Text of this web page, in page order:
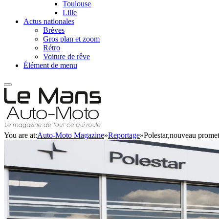
Toulouse
Lille
Actus nationales
Brèves
Gros plan et zoom
Rétro
Voiture de rêve
Élément de menu
You are at:Auto-Moto Magazine»Reportage»Polestar,nouveau